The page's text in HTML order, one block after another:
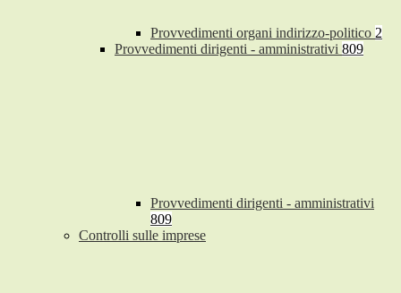
Provvedimenti organi indirizzo-politico 2
Provvedimenti dirigenti - amministrativi 809
Provvedimenti dirigenti - amministrativi
809
Controlli sulle imprese